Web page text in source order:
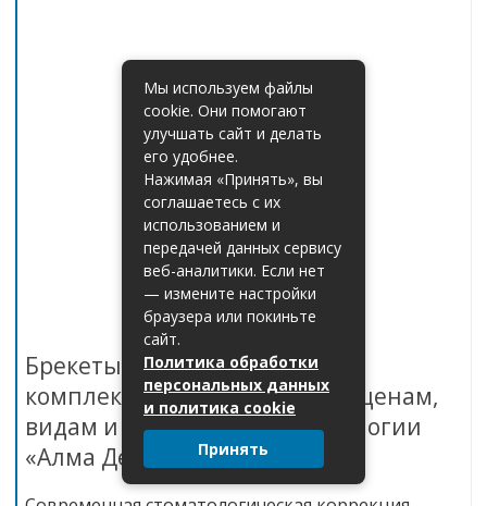
Брекеты в Симферополе:
комплексное руководство по ценам,
видам и установке в стоматологии
«Алма Дент»
Мы используем файлы
cookie. Они помогают
улучшать сайт и делать
его удобнее.
Нажимая «Принять», вы
соглашаетесь с их
использованием и
передачей данных сервису
веб-аналитики. Если нет
— измените настройки
браузера или покиньте
сайт.
Политика обработки
персональных данных
и политика cookie
Принять